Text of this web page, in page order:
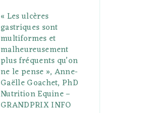
« Les ulcères
gastriques sont
multiformes et
malheureusement
plus fréquents qu’on
ne le pense », Anne-
Gaëlle Goachet, PhD
Nutrition Equine –
GRANDPRIX INFO